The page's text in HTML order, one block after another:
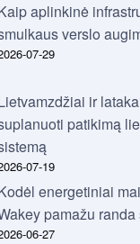
aplinkinė
verslo
07-29
ir
patikimą
07-19
energetiniai
pamažu
06-27